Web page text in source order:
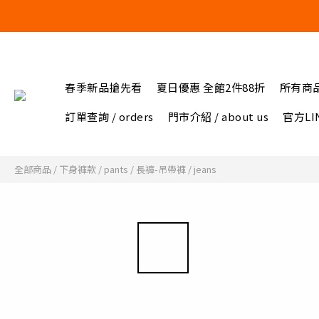
春季新品搶先看 夏日優惠 全館2件88折
所有商
訂單查詢 / orders
門市介紹 / about us 官方
全部商品 / 下身褲款 / pants / 長褲-吊帶褲 / jeans